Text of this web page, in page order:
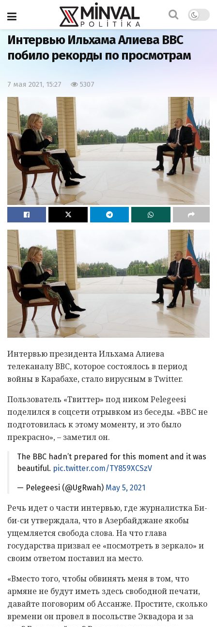
Главная Азербайджан
Интервью Ильхама Алиева BBC
побило рекорды по просмотрам
7 мая 2021, 15:27 5307
Интервью президента Ильхама Алиева
телеканалу ВВС, которое состоялось в период
войны в Карабахе, стало вирусным в Twitter.
Пользователь «Твиттер» под ником Pelegeesi
поделился в соцсети отрывком из беседы. «BBC не
подготовилась к этому моменту, и это было
прекрасно», – заметил он.
The BBC hadn’t prepared for this moment and it was
beautiful. pic.twitter.com/TY859XCSzV
— Pelegeesi (@UgRwah) May 5, 2021
Речь идет о части интервью, где журналистка Би-
би-си утверждала, что в Азербайджане якобы
ущемляется свобода слова. На что глава
государства призвал ее «посмотреть в зеркало» и
своим ответом поставил на место.
«Вместо того, чтобы обвинять меня в том, что
армяне не будут иметь здесь свободной печати,
давайте поговорим об Ассанже. Простите, сколько
времени он провел в посольстве Эквадора и за